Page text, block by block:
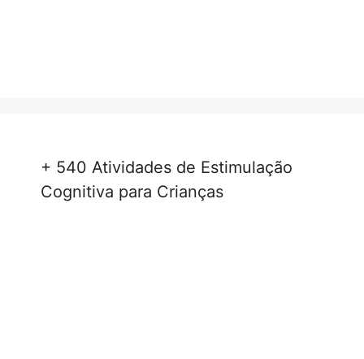
+ 540 Atividades de Estimulação
Cognitiva para Crianças